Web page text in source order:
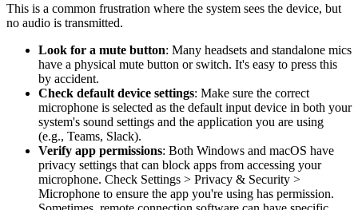
This is a common frustration where the system sees the device, but
no audio is transmitted.
Look for a mute button: Many headsets and standalone mics
have a physical mute button or switch. It's easy to press this
by accident.
Check default device settings: Make sure the correct
microphone is selected as the default input device in both your
system's sound settings and the application you are using
(e.g., Teams, Slack).
Verify app permissions: Both Windows and macOS have
privacy settings that can block apps from accessing your
microphone. Check Settings > Privacy & Security >
Microphone to ensure the app you're using has permission.